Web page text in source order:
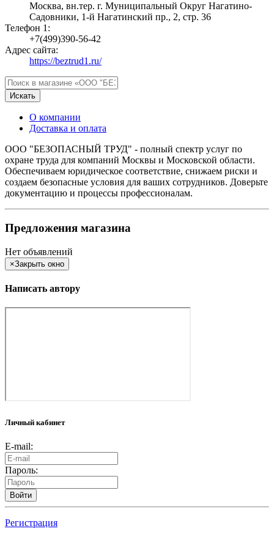
Москва, вн.тер. г. Муниципальный Округ Нагатино-
Садовники, 1-й Нагатинский пр., 2, стр. 36
Телефон 1:
+7(499)390-56-42
Адрес сайта:
https://beztrud1.ru/
Искать
О компании
Доставка и оплата
ООО "БЕЗОПАСНЫЙ ТРУД" - полный спектр услуг по
охране труда для компаний Москвы и Московской области.
Обеспечиваем юридическое соответствие, снижаем риски и
создаем безопасные условия для ваших сотрудников. Доверьте
документацию и процессы профессионалам.
Предложения магазина
Нет объявлений
×Закрыть окно
Написать автору
Личный кабинет
E-mail:
Пароль:
Войти
Регистрация